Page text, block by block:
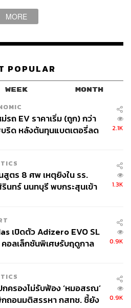
รื่องฝากเงินอัตโนมัติไม่ได้
กรมที่เครื่องฝากเงินอัตโนมัติทั่ว
บบทั้งหมด ดังนั้นหากประชาชน
าขาธนาคารพาณิชย์ทุกแห่ง
อการเกษตรและสหกรณ์
สงเคราะห์ และธนาคารอิสลาม
สกุล
STANDARD WEALTH
สะดวกหรือใช้งานอยู่แล้วได้เลย
เษก
MORE
POPULAR
WEEK MONTH
รถ EV ราคาเริ่ม (ถูก) กว่า
บริด หลังต้นทุนแบตเตอรี่ลด
2.1K
สูตร 8 ศพ เหตุยิงใน รร.
นทร์ นนทบุรี พบกระสุนเข้า
1.3K
เปิดตัว Adizero EVO SL
คอลเล็กชันพิเศษรับฤดูกาล
0.9K
ครองไม่รับฟ้อง ‘หมอสรณ’
ถอนมติสรรหา กสทช. ชี้ยัง
0.9K